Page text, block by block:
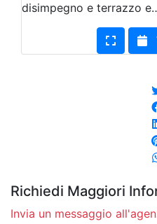
disimpegno e terrazzo
Richiedi Maggiori
Invia un messaggio